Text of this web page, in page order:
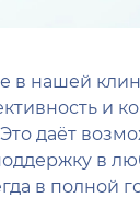
в нашей
и
даёт
в
в полной